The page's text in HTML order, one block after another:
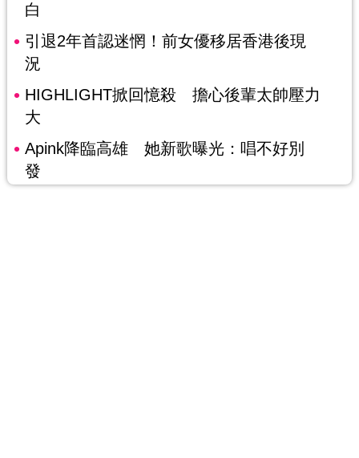
白
引退2年首認迷惘！前女優移居香港後現
況
HIGHLIGHT掀回憶殺 擔心後輩太帥壓力
大
Apink降臨高雄 她新歌曝光：唱不好別
發